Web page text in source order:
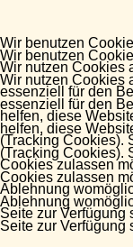
Wir benutzen
Wir nutzen Cookies
essenziell für den
helfen, diese
(Tracking Cookies).
Cookies zulassen
Ablehnung
Seite zur Verfügung
Wir benutzen
Wir nutzen Cookies
essenziell für den
helfen, diese
(Tracking Cookies).
Cookies zulassen
Ablehnung
Seite zur Verfügung